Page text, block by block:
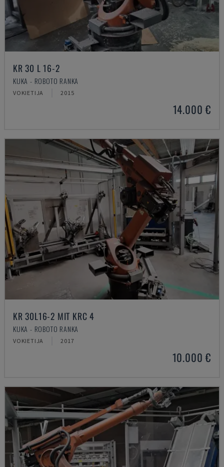
KR 30 L 16-2
KUKA - ROBOTO RANKA
VOKIETIJA 2015
14.000 €
KR 30L16-2 MIT KRC 4
KUKA - ROBOTO RANKA
VOKIETIJA 2017
10.000 €